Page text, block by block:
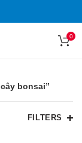
0
bonsai”
FILTERS